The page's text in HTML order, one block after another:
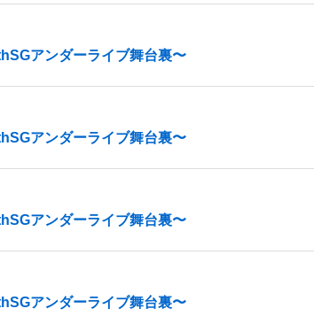
アンダーライブ舞台裏〜
アンダーライブ舞台裏〜
アンダーライブ舞台裏〜
アンダーライブ舞台裏〜